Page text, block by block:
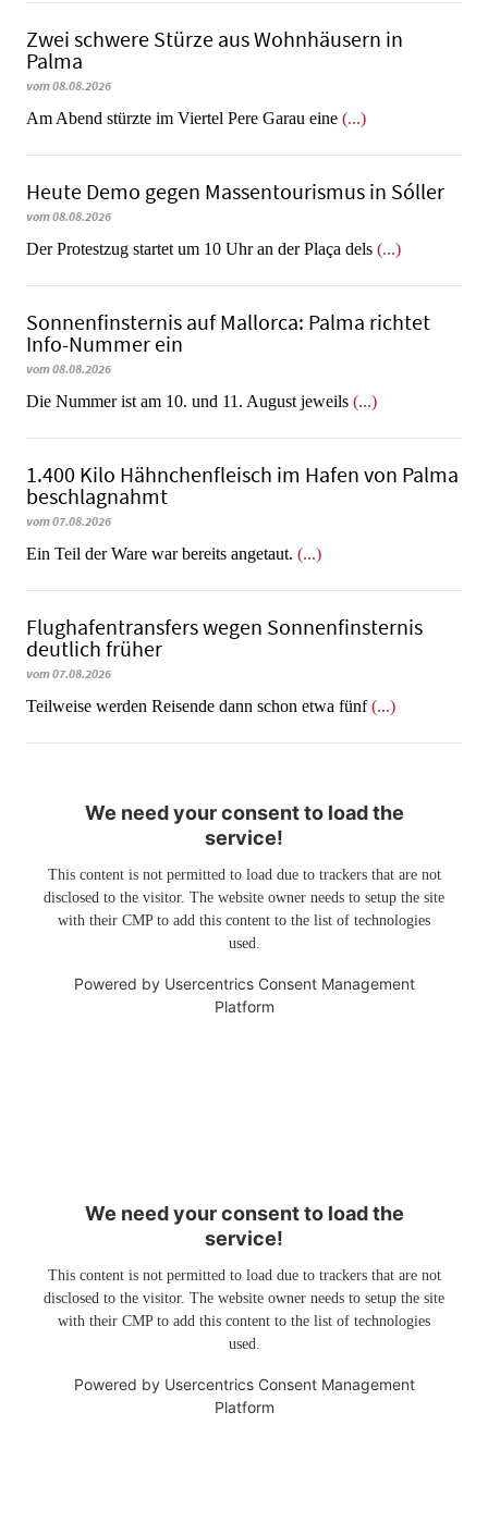
Zwei schwere Stürze aus Wohnhäusern in
Palma
vom 08.08.2026
Am Abend stürzte im Viertel Pere Garau eine (...)
Heute Demo gegen Massentourismus in Sóller
vom 08.08.2026
Der Protestzug startet um 10 Uhr an der Plaça dels (...)
Sonnenfinsternis auf Mallorca: Palma richtet
Info-Nummer ein
vom 08.08.2026
Die Nummer ist am 10. und 11. August jeweils (...)
1.400 Kilo Hähnchenfleisch im Hafen von Palma
beschlagnahmt
vom 07.08.2026
​​​​​​​Ein Teil der Ware war bereits angetaut. (...)
Flughafentransfers wegen Sonnenfinsternis
deutlich früher
vom 07.08.2026
Teilweise werden Reisende dann schon etwa fünf(...)
We need your consent to load the
service!
This content is not permitted to load due to trackers that are not
disclosed to the visitor. The website owner needs to setup the site
with their CMP to add this content to the list of technologies
used.
Powered by Usercentrics Consent Management
Platform
We need your consent to load the
service!
This content is not permitted to load due to trackers that are not
disclosed to the visitor. The website owner needs to setup the site
with their CMP to add this content to the list of technologies
used.
Powered by Usercentrics Consent Management
Platform